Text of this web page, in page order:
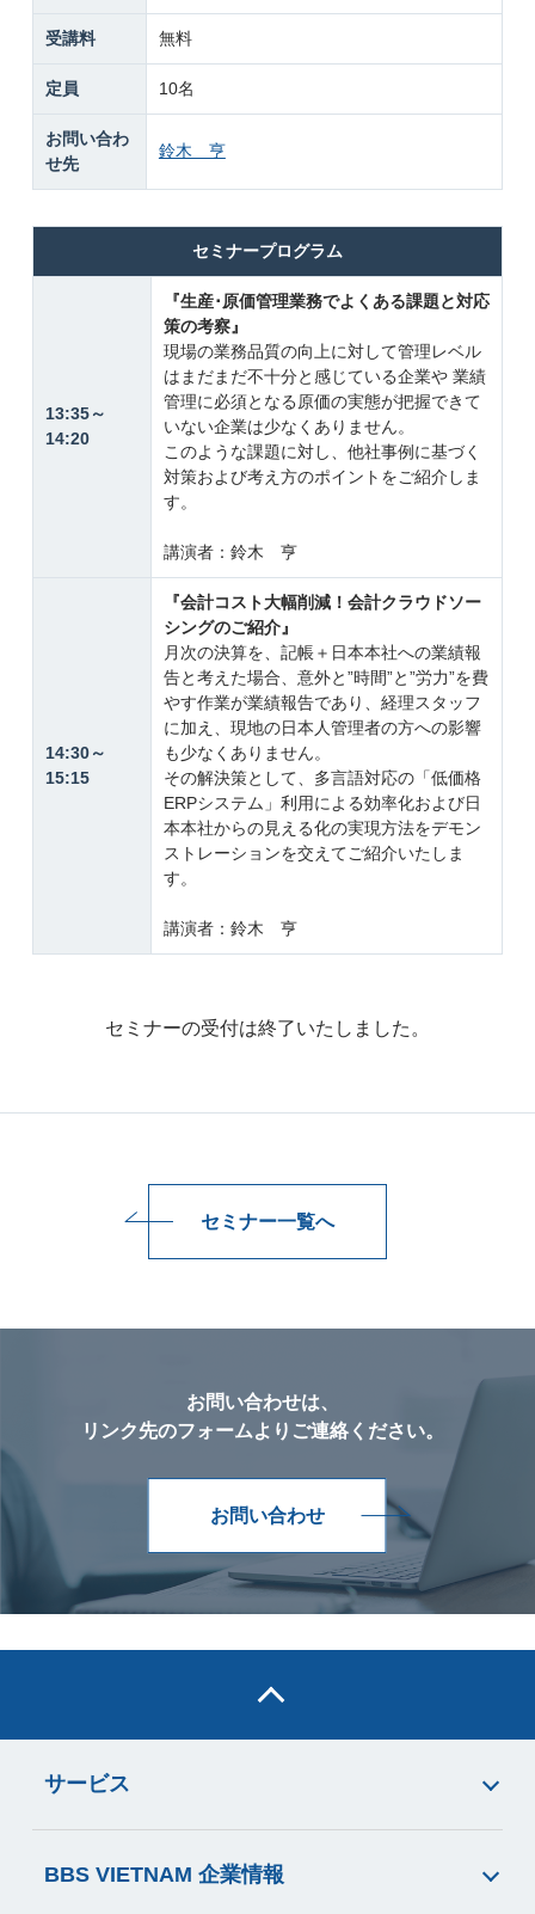
受講料 無料
定員 10名
お問い合わ
せ先
鈴木 亨
セミナープログラム
13:35～
14:20
『生産･原価管理業務でよくある課題と対応
策の考察』
現場の業務品質の向上に対して管理レベル
はまだまだ不十分と感じている企業や 業績
管理に必須となる原価の実態が把握できて
いない企業は少なくありません。
このような課題に対し、他社事例に基づく
対策および考え方のポイントをご紹介しま
す。
講演者：鈴木 亨
14:30～
15:15
『会計コスト大幅削減！会計クラウドソー
シングのご紹介』
月次の決算を、記帳＋日本本社への業績報
告と考えた場合、意外と”時間”と”労力”を費
やす作業が業績報告であり、経理スタッフ
に加え、現地の日本人管理者の方への影響
も少なくありません。
その解決策として、多言語対応の「低価格
ERPシステム」利用による効率化および日
本本社からの見える化の実現方法をデモン
ストレーションを交えてご紹介いたしま
す。
講演者：鈴木 亨
セミナーの受付は終了いたしました。
セミナー一覧へ
お問い合わせは、
リンク先のフォームよりご連絡ください。
お問い合わせ
サービス
BBS VIETNAM 企業情報